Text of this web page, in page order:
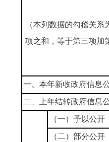
（本列数据的勾稽关系
项之和，等于第三项加
一、本年新收政府信息
二、上年结转政府信息
（一）予以公开
（二）部分公